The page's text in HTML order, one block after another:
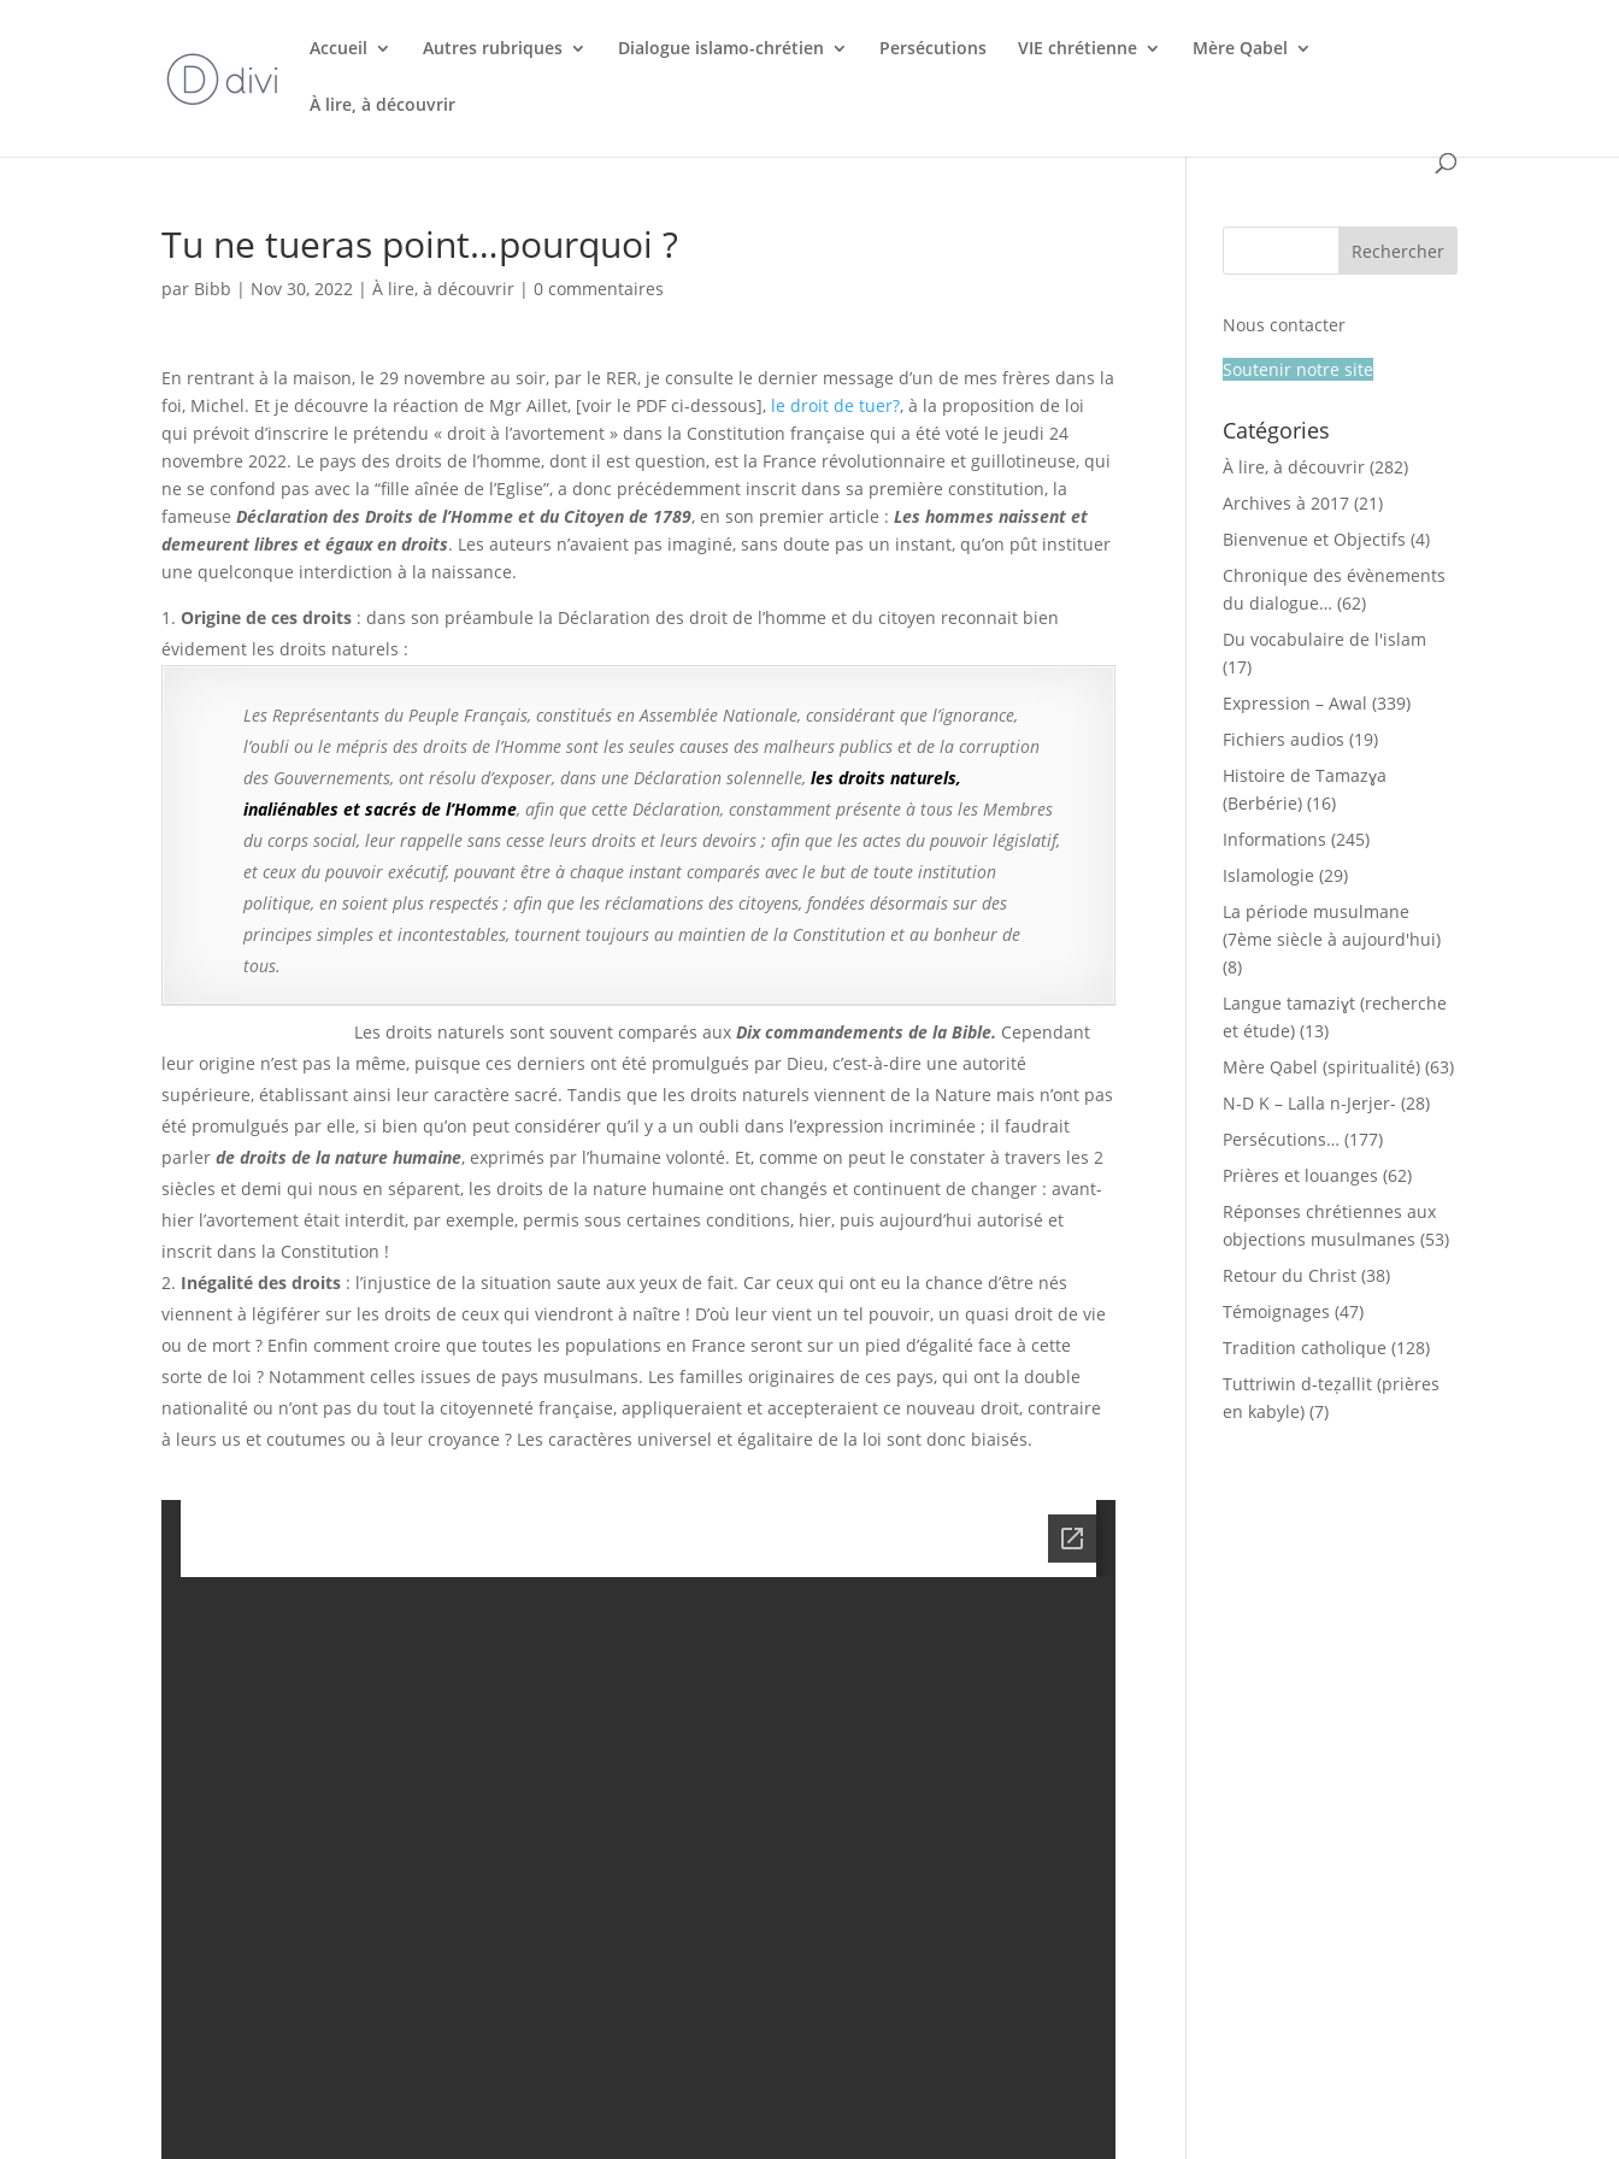
Accueil Autres rubriques Dialogue islamo-chrétien Persécutions VIE chrétienne Mère Qabel
À lire, à découvrir
Tu ne tueras point…pourquoi ?
par Bibb | Nov 30, 2022 |À lire, à découvrir |0 commentaires
En rentrant à la maison, le 29 novembre au soir, par le RER, je consulte le dernier message d’un de mes frères dans la
foi, Michel. Et je découvre la réaction de Mgr Aillet, [voir le PDF ci-dessous], le droit de tuer?, à la proposition de loi
qui prévoit d’inscrire le prétendu « droit à l’avortement » dans la Constitution française qui a été voté le jeudi 24
novembre 2022. Le pays des droits de l’homme, dont il est question, est la France révolutionnaire et guillotineuse, qui
ne se confond pas avec la “fille aînée de l’Eglise”, a donc précédemment inscrit dans sa première constitution, la
fameuseDéclaration des Droits de l’Homme et du Citoyen de 1789, en son premier article : Les hommes naissent et
demeurent libres et égaux en droits. Les auteurs n’avaient pas imaginé, sans doute pas un instant, qu’on pût instituer
une quelconque interdiction à la naissance.
Origine de ces droits : dans son préambule la Déclaration des droit de l’homme et du citoyen reconnait bien
évidement les droits naturels :
Les Représentants du Peuple Français, constitués en Assemblée Nationale, considérant que l’ignorance,
l’oubli ou le mépris des droits de l’Homme sont les seules causes des malheurs publics et de la corruption
des Gouvernements, ont résolu d’exposer, dans une Déclaration solennelle,les droits naturels,
inaliénables et sacrés de l’Homme, afin que cette Déclaration, constamment présente à tous les Membres
du corps social, leur rappelle sans cesse leurs droits et leurs devoirs ; afin que les actes du pouvoir législatif,
et ceux du pouvoir exécutif, pouvant être à chaque instant comparés avec le but de toute institution
politique, en soient plus respectés ; afin que les réclamations des citoyens, fondées désormais sur des
principes simples et incontestables, tournent toujours au maintien de la Constitution et au bonheur de
tous.
Les droits naturels sont souvent comparés auxDix commandements de la Bible. Cependant
leur origine n’est pas la même, puisque ces derniers ont été promulgués par Dieu, c’est-à-dire une autorité
supérieure, établissant ainsi leur caractère sacré. Tandis que les droits naturels viennent de la Nature mais n’ont pas
été promulgués par elle, si bien qu’on peut considérer qu’il y a un oubli dans l’expression incriminée ; il faudrait
parlerde droits de la nature humaine, exprimés par l’humaine volonté. Et, comme on peut le constater à travers les 2
siècles et demi qui nous en séparent, les droits de la nature humaine ont changés et continuent de changer : avant-
hier l’avortement était interdit, par exemple, permis sous certaines conditions, hier, puis aujourd’hui autorisé et
inscrit dans la Constitution !
Inégalité des droits : l’injustice de la situation saute aux yeux de fait. Car ceux qui ont eu la chance d’être nés
viennent à légiférer sur les droits de ceux qui viendront à naître ! D’où leur vient un tel pouvoir, un quasi droit de vie
ou de mort ? Enfin comment croire que toutes les populations en France seront sur un pied d’égalité face à cette
sorte de loi ? Notamment celles issues de pays musulmans. Les familles originaires de ces pays, qui ont la double
nationalité ou n’ont pas du tout la citoyenneté française, appliqueraient et accepteraient ce nouveau droit, contraire
à leurs us et coutumes ou à leur croyance ? Les caractères universel et égalitaire de la loi sont donc biaisés.
Nous contacter
Soutenir notre site
Catégories
À lire, à découvrir (282)
Archives à 2017 (21)
Bienvenue et Objectifs (4)
Chronique des évènements
du dialogue… (62)
Du vocabulaire de l'islam
(17)
Expression – Awal (339)
Fichiers audios (19)
Histoire de Tamazɣa
(Berbérie) (16)
Informations (245)
Islamologie (29)
La période musulmane
(7ème siècle à aujourd'hui)
(8)
Langue tamaziɣt (recherche
et étude) (13)
Mère Qabel (spiritualité) (63)
N-D K – Lalla n-Jerjer- (28)
Persécutions… (177)
Prières et louanges (62)
Réponses chrétiennes aux
objections musulmanes (53)
Retour du Christ (38)
Témoignages (47)
Tradition catholique (128)
Tuttriwin d-teẓallit (prières
en kabyle) (7)